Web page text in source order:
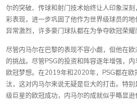
尔的突破、传球和射门技术始终让人印象深
彩表现，进一步巩固了他作为世界级球员的
异常激烈，许多豪门球队都在为争夺欧冠荣耀
尽管内马尔在巴黎的表现不容小觑，但他在
的挑战。尽管PSG的投资和阵容逐年增强，
欧冠梦想。在2019年和2020年，PSG都在欧
汰，这对内马尔来说无疑是巨大的打击。特
级巨星的欧冠成功，内马尔的成就似乎略显逊